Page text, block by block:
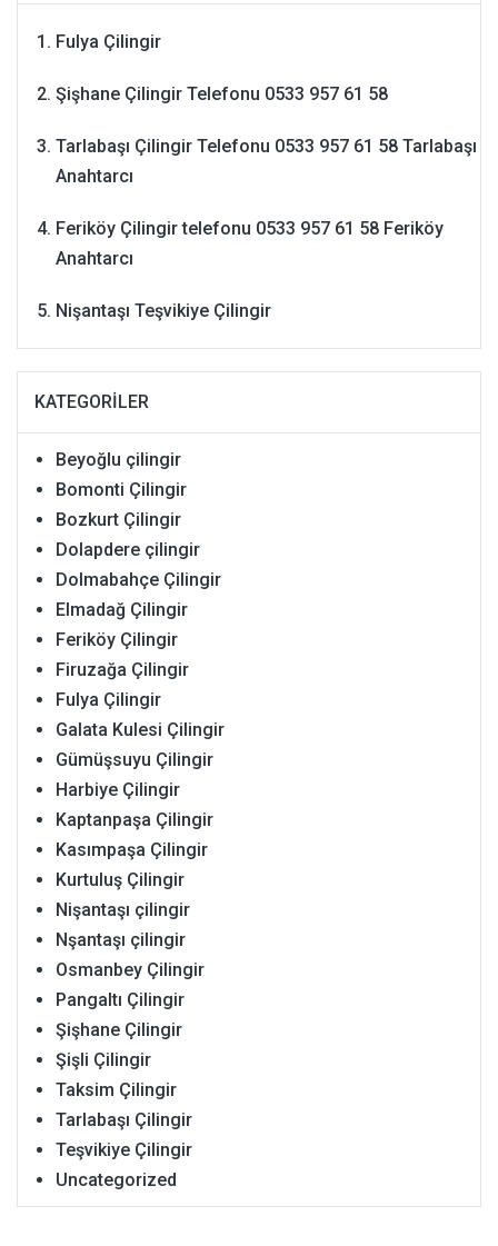
Fulya Çilingir
Şişhane Çilingir Telefonu 0533 957 61 58
Tarlabaşı Çilingir Telefonu 0533 957 61 58 Tarlabaşı
Anahtarcı
Feriköy Çilingir telefonu 0533 957 61 58 Feriköy
Anahtarcı
Nişantaşı Teşvikiye Çilingir
KATEGORILER
Beyoğlu çilingir
Bomonti Çilingir
Bozkurt Çilingir
Dolapdere çilingir
Dolmabahçe Çilingir
Elmadağ Çilingir
Feriköy Çilingir
Firuzağa Çilingir
Fulya Çilingir
Galata Kulesi Çilingir
Gümüşsuyu Çilingir
Harbiye Çilingir
Kaptanpaşa Çilingir
Kasımpaşa Çilingir
Kurtuluş Çilingir
Nişantaşı çilingir
Nşantaşı çilingir
Osmanbey Çilingir
Pangaltı Çilingir
Şişhane Çilingir
Şişli Çilingir
Taksim Çilingir
Tarlabaşı Çilingir
Teşvikiye Çilingir
Uncategorized